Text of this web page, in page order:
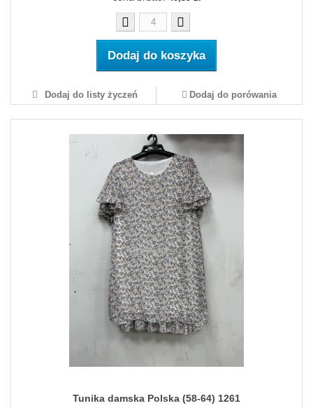
Dodaj do koszyka
Dodaj do listy życzeń Dodaj do porówania
Tunika damska Polska (58-64) 1261